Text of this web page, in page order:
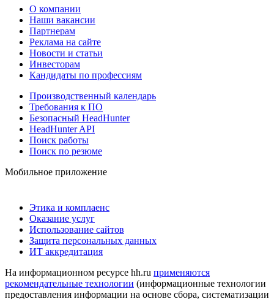
О компании
Наши вакансии
Партнерам
Реклама на сайте
Новости и статьи
Инвесторам
Кандидаты по профессиям
Производственный календарь
Требования к ПО
Безопасный HeadHunter
HeadHunter API
Поиск работы
Поиск по резюме
Мобильное приложение
Этика и комплаенс
Оказание услуг
Использование сайтов
Защита персональных данных
ИТ аккредитация
На информационном ресурсе hh.ru применяются
рекомендательные технологии (информационные технологии
предоставления информации на основе сбора, систематизации